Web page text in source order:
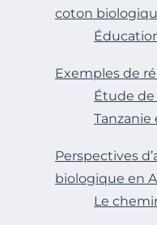
coton
Exemples de
Étude de
Tanzanie
Perspectives
biologique en
Le